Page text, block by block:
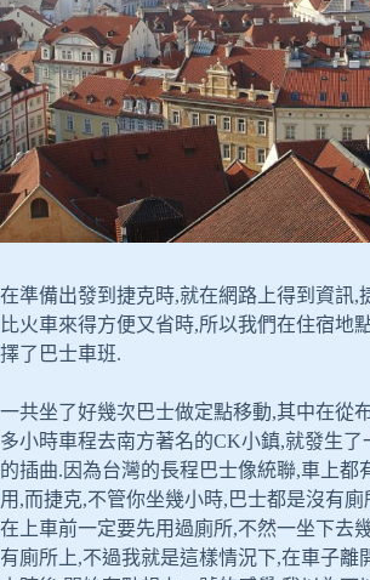
在準備出發到捷克時,就在網路上得到資訊,
比火車來得方便又省時,所以我們在住宿地
擇了巴士車班.
一共坐了好幾次巴士做定點移動,其中在從
多小時車程去南方著名的CK小鎮,就發生了
的插曲.因為台灣的長程巴士像統聯,車上都
用,而捷克,不管你坐幾小時,巴士都是沒有廁
在上車前一定要先用過廁所,不然一坐下去
有廁所上,不過我就是這樣情況下,在車子離